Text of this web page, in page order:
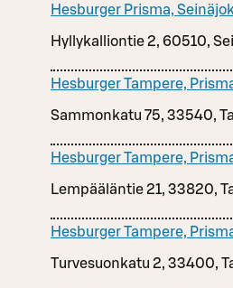
Hesburger Prisma,
Hyllykalliontie 2, 60510,
Hesburger Tampere,
Sammonkatu 75, 33540,
Hesburger Tampere,
Lempääläntie 21, 33820,
Hesburger Tampere,
Turvesuonkatu 2, 33400,